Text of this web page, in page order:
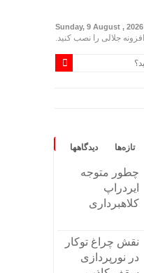
Sunday, 9 August , 2026
افزونه جلالی را نصب کنید.
تازه‌ها دیدگاهها
چطور متوجه
ایردراپ
کلاهبرداری
نقش چراغ توکار
در نورپردازی